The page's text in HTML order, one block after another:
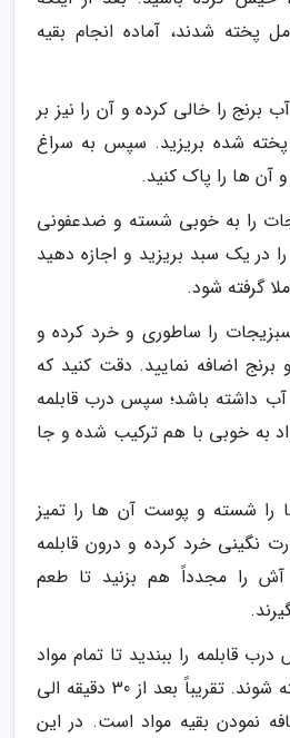
پخته شدند، آماده انجام بقیه
برنج را خالی کرده و آن را نیز بر
پخته شده بریزید. سپس به سراغ
آن ها را پاک کنید.
را به خوبی شسته و ضدعفونی
در یک سبد بریزید و اجازه دهید
گرفته شود.
را ساطوری و خرد کرده و
برنج اضافه نمایید. دقت کنید که
آب داشته باشد؛ سپس درب قابلمه
به خوبی با هم ترکیب شده و جا
را شسته و پوست آن ها را تمیز
نگینی خرد کرده و درون قابلمه
آش را مجدداً هم بزنید تا طعم
قابلمه را ببندید تا تمام مواد
به خوبی نرم و پخته شوند. تقریباً بعد از 30 دقیقه الی
نمودن بقیه مواد است. در این